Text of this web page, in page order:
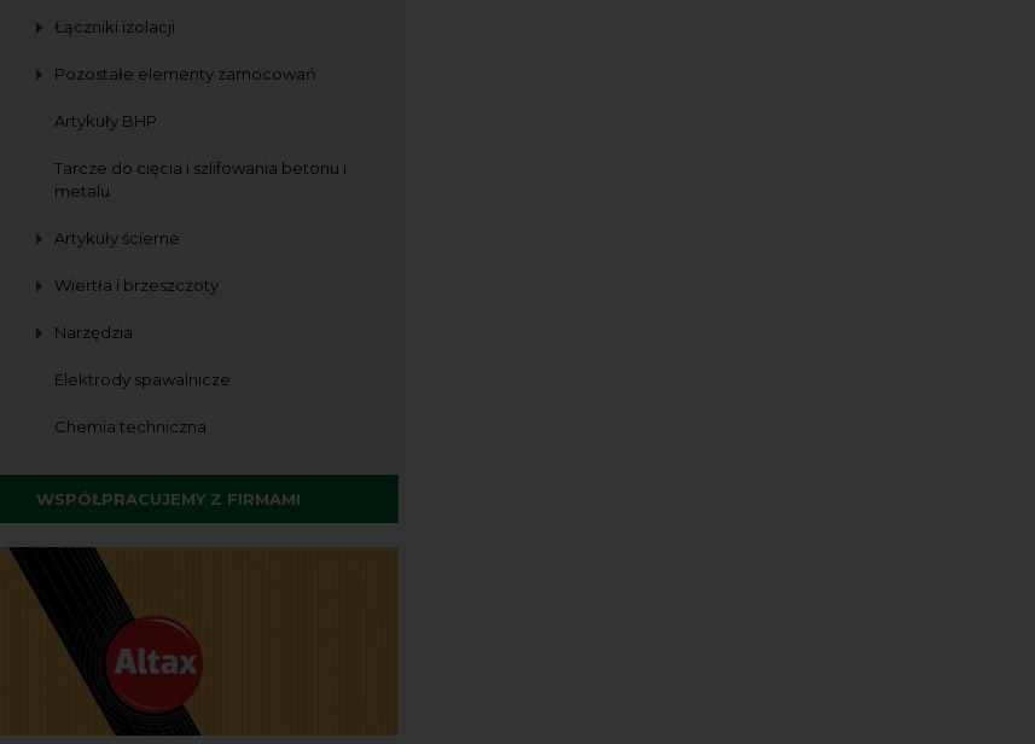
Łączniki izolacji
Pozostałe elementy zamocowań
Artykuły BHP
Tarcze do cięcia i szlifowania betonu i
metalu
Artykuły ścierne
Wiertła i brzeszczoty
Narzędzia
Elektrody spawalnicze
Chemia techniczna
WSPÓŁPRACUJEMY Z FIRMAMI